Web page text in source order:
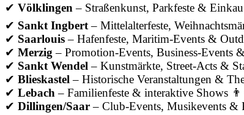
✔ Völklingen – Straßenkunst, Parkfeste &
✔ Sankt Ingbert– Mittelalterfeste,
✔ Saarlouis– Hafenfeste, Maritim-Events &
✔ Merzig – Promotion-Events, Business-Events
✔ Sankt Wendel – Kunstmärkte, Street-Acts &
✔ Blieskastel – Historische Veranstaltungen &
✔ Lebach – Familienfeste & interaktive Shows
✔ Dillingen/Saar– Club-Events, Musikevents &